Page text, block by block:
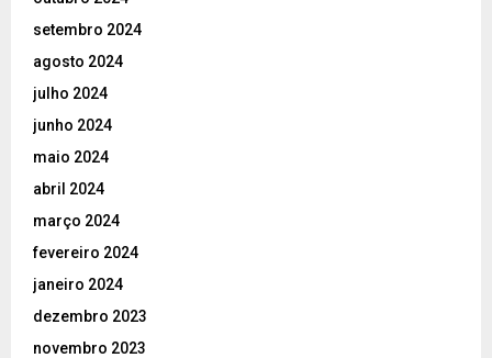
setembro 2024
agosto 2024
julho 2024
junho 2024
maio 2024
abril 2024
março 2024
fevereiro 2024
janeiro 2024
dezembro 2023
novembro 2023